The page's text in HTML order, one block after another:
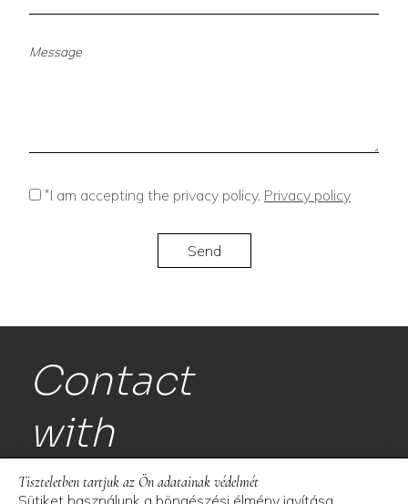
*I am accepting the privacy policy. Privacy policy
Contact
with
us!
Tiszteletben tartjuk az Ön adatainak védelmét
Sütiket használunk a böngészési élmény javítása,